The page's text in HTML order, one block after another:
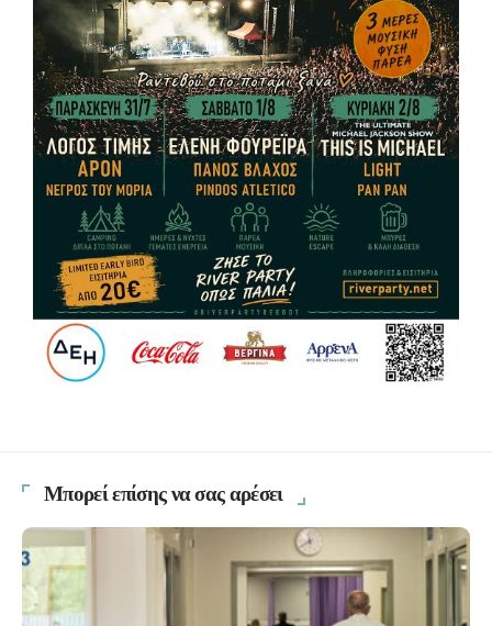
Μπορεί επίσης να σας αρέσει